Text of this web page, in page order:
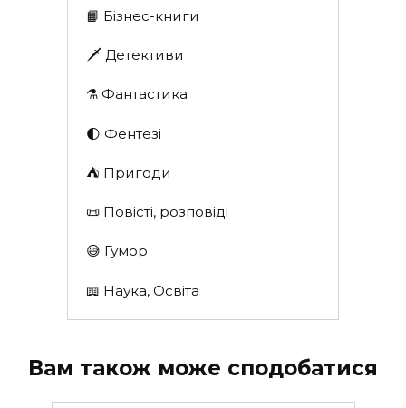
📙 Бізнес-книги
🗡 Детективи
⚗️ Фантастика
🌓 Фентезі
⛺️ Пригоди
📜 Повісті, розповіді
😅 Гумор
📖 Наука, Освіта
Вам також може сподобатися